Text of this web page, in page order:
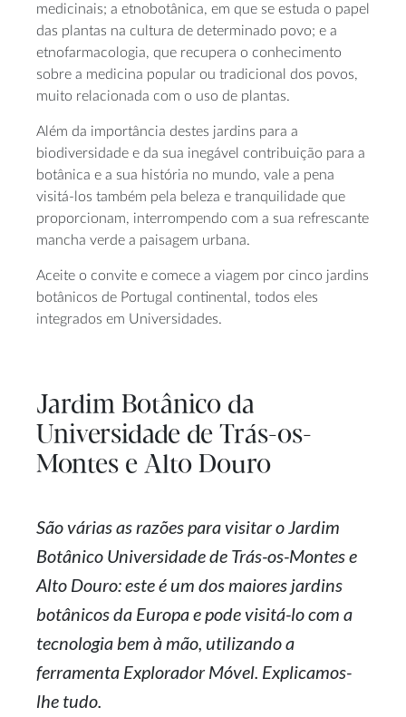
medicinais; a etnobotânica, em que se estuda o papel
das plantas na cultura de determinado povo; e a
etnofarmacologia, que recupera o conhecimento
sobre a medicina popular ou tradicional dos povos,
muito relacionada com o uso de plantas.
Além da importância destes jardins para a
biodiversidade e da sua inegável contribuição para a
botânica e a sua história no mundo, vale a pena
visitá-los também pela beleza e tranquilidade que
proporcionam, interrompendo com a sua refrescante
mancha verde a paisagem urbana.
Aceite o convite e comece a viagem por cinco jardins
botânicos de Portugal continental, todos eles
integrados em Universidades.
Jardim Botânico da
Universidade de Trás-os-
Montes e Alto Douro
São várias as razões para visitar o Jardim
Botânico Universidade de Trás-os-Montes e
Alto Douro: este é um dos maiores jardins
botânicos da Europa e pode visitá-lo com a
tecnologia bem à mão, utilizando a
ferramenta Explorador Móvel. Explicamos-
lhe tudo.